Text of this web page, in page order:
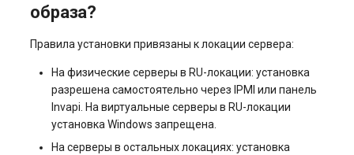
образа?
Правила установки привязаны к локации сервера:
На физические серверы в RU-локации: установка
разрешена самостоятельно через IPMI или панель
Invapi. На виртуальные серверы в RU-локации
установка Windows запрещена.
На серверы в остальных локациях: установка